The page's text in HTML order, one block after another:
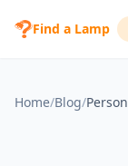
Find a Lamp
Home/Blog/